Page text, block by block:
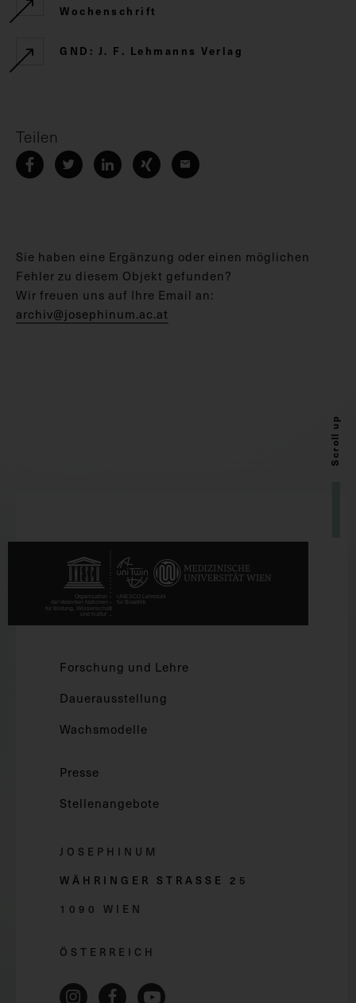
Wochenschrift
GND: J. F. Lehmanns Verlag
Teilen
Sie haben eine Ergänzung oder einen möglichen
Fehler zu diesem Objekt gefunden?
Wir freuen uns auf Ihre Email an:
archiv@josephinum.ac.at
Scroll up
Forschung und Lehre
Dauerausstellung
Wachsmodelle
Presse
Stellenangebote
JOSEPHINUM
WÄHRINGER STRASSE 2 5
1090 WIEN
ÖSTERREICH